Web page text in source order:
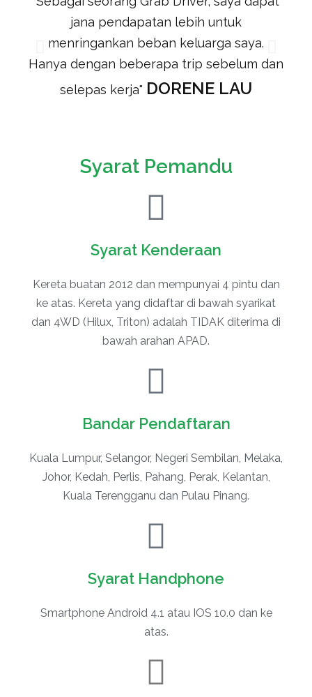
jana pendapatan lebih untuk
menringankan beban keluarga saya.
Hanya dengan beberapa trip sebelum dan
selepas kerja" DORENE LAU
Syarat Pemandu
Syarat Kenderaan
Kereta buatan 2012 dan mempunyai 4 pintu dan
ke atas. Kereta yang didaftar di bawah syarikat
dan 4WD (Hilux, Triton) adalah TIDAK diterima di
bawah arahan APAD.
Bandar Pendaftaran
Kuala Lumpur, Selangor, Negeri Sembilan, Melaka,
Johor, Kedah, Perlis, Pahang, Perak, Kelantan,
Kuala Terengganu dan Pulau Pinang.
Syarat Handphone
Smartphone Android 4.1 atau IOS 10.0 dan ke
atas.